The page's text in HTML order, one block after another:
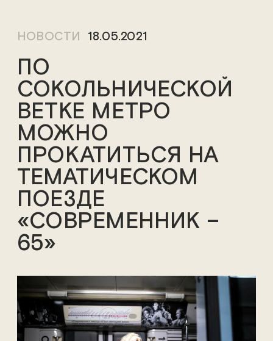
НОВОСТИ 18.05.2021
ПО
СОКОЛЬНИЧЕСКОЙ
ВЕТКЕ МЕТРО
МОЖНО
ПРОКАТИТЬСЯ НА
ТЕМАТИЧЕСКОМ
ПОЕЗДЕ
«СОВРЕМЕННИК –
65»